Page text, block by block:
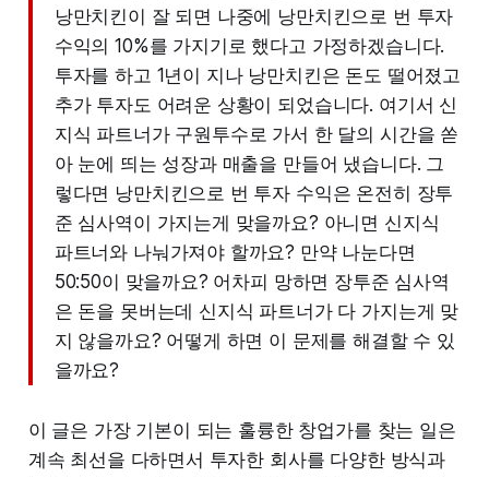
낭만치킨이 잘 되면 나중에 낭만치킨으로 번 투자
수익의 10%를 가지기로 했다고 가정하겠습니다.
투자를 하고 1년이 지나 낭만치킨은 돈도 떨어졌고
추가 투자도 어려운 상황이 되었습니다. 여기서 신
지식 파트너가 구원투수로 가서 한 달의 시간을 쏟
아 눈에 띄는 성장과 매출을 만들어 냈습니다. 그
렇다면 낭만치킨으로 번 투자 수익은 온전히 장투
준 심사역이 가지는게 맞을까요? 아니면 신지식
파트너와 나눠가져야 할까요? 만약 나눈다면
50:50이 맞을까요? 어차피 망하면 장투준 심사역
은 돈을 못버는데 신지식 파트너가 다 가지는게 맞
지 않을까요? 어떻게 하면 이 문제를 해결할 수 있
을까요?
이 글은 가장 기본이 되는 훌륭한 창업가를 찾는 일은
계속 최선을 다하면서 투자한 회사를 다양한 방식과